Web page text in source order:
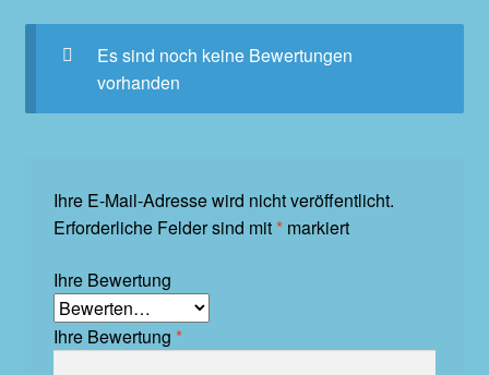
Es sind noch keine Bewertungen
vorhanden
Ihre E-Mail-Adresse wird nicht veröffentlicht.
Erforderliche Felder sind mit *markiert
Ihre Bewertung
Ihre Bewertung *